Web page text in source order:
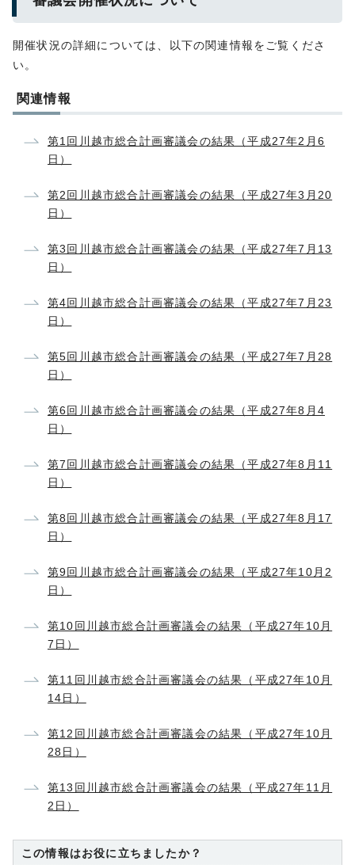
開催状況の詳細については、以下の関連情報をご覧くださ
い。
関連情報
第1回川越市総合計画審議会の結果（平成27年2月6
日）
第2回川越市総合計画審議会の結果（平成27年3月20
日）
第3回川越市総合計画審議会の結果（平成27年7月13
日）
第4回川越市総合計画審議会の結果（平成27年7月23
日）
第5回川越市総合計画審議会の結果（平成27年7月28
日）
第6回川越市総合計画審議会の結果（平成27年8月4
日）
第7回川越市総合計画審議会の結果（平成27年8月11
日）
第8回川越市総合計画審議会の結果（平成27年8月17
日）
第9回川越市総合計画審議会の結果（平成27年10月2
日）
第10回川越市総合計画審議会の結果（平成27年10月
7日）
第11回川越市総合計画審議会の結果（平成27年10月
14日）
第12回川越市総合計画審議会の結果（平成27年10月
28日）
第13回川越市総合計画審議会の結果（平成27年11月
2日）
この情報はお役に立ちましたか？